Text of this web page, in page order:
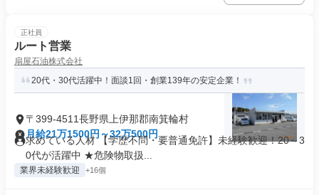
正社員
ルート営業
扇屋石油株式会社
20代・30代活躍中！面談1回・創業139年の安定企業！
〒399-4511長野県上伊那郡南箕輪村
月給21万1500円～32万500円
求めている人材 【学歴不問・要普通免許】未経験歓迎！20～3
0代が活躍中 ★危険物取扱...
業界未経験歓迎 +16個